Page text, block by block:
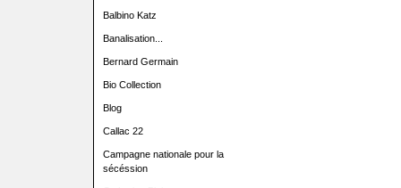
Balbino Katz
Banalisation...
Bernard Germain
Bio Collection
Blog
Callac 22
Campagne nationale pour la
sécéssion